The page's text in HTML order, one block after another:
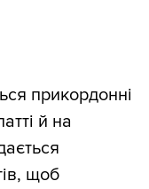
прикордонні
й на
щоб